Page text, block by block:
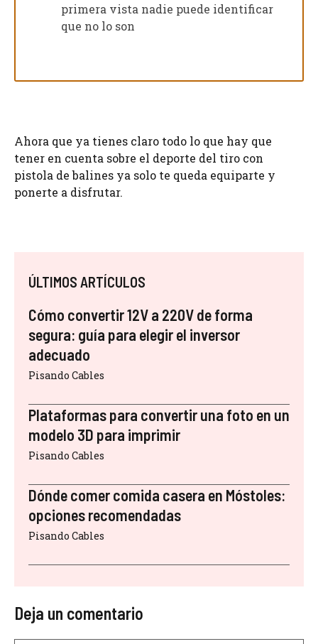
primera vista nadie puede identificar
que no lo son
Ahora que ya tienes claro todo lo que hay que
tener en cuenta sobre el deporte del tiro con
pistola de balines ya solo te queda equiparte y
ponerte a disfrutar.
ÚLTIMOS ARTÍCULOS
Cómo convertir 12V a 220V de forma
segura: guía para elegir el inversor
adecuado
Pisando Cables
Plataformas para convertir una foto en un
modelo 3D para imprimir
Pisando Cables
Dónde comer comida casera en Móstoles:
opciones recomendadas
Pisando Cables
Deja un comentario